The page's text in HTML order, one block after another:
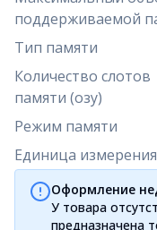
поддерживаемой
Тип памяти
Количество слотов
памяти (озу)
Режим памяти
Единица измерения
Оформление
У товара
предназначена